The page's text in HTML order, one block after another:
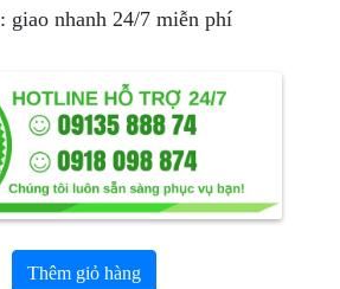
: giao nhanh 24/7 miễn phí
Thêm giỏ hàng